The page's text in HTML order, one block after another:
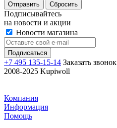
Отправить Сбросить
Подписывайтесь
на новости и акции
Новости магазина
+7 495 135-15-14 Заказать звонок
2008-2025 Kupiwoll
Компания
Информация
Помощь